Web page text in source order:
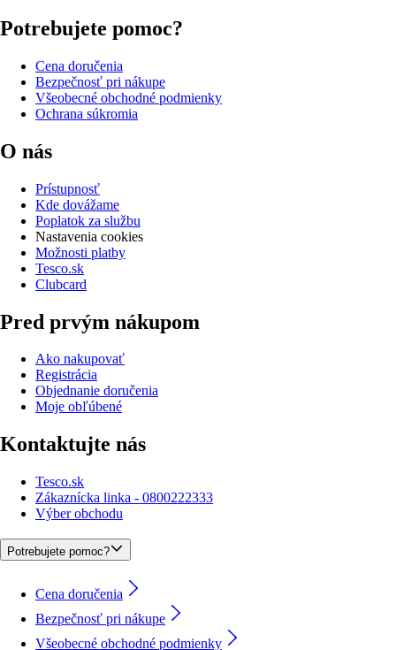
Potrebujete pomoc?
Cena doručenia
Bezpečnosť pri nákupe
Všeobecné obchodné podmienky
Ochrana súkromia
O nás
Prístupnosť
Kde dovážame
Poplatok za službu
Nastavenia cookies
Možnosti platby
Tesco.sk
Clubcard
Pred prvým nákupom
Ako nakupovať
Registrácia
Objednanie doručenia
Moje obľúbené
Kontaktujte nás
Tesco.sk
Zákaznícka linka - 0800222333
Výber obchodu
Potrebujete pomoc?
Cena doručenia
Bezpečnosť pri nákupe
Všeobecné obchodné podmienky